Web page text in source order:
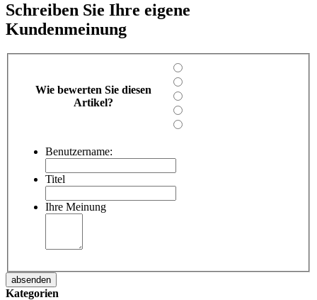
Schreiben Sie Ihre eigene
Kundenmeinung
Wie bewerten Sie diesen
Artikel?
Benutzername:
Titel
Ihre Meinung
absenden
Kategorien